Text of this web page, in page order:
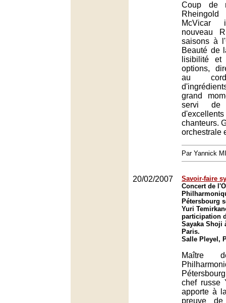
Coup de
McVicar
nouveau
saisons à
Beauté de
lisibilité et
options,
au
grand
servi de
chanteurs.
orchestrale
Par Yannick
20/02/2007
Savoir-faire
Concert de
Pétersbourg
Yuri
participation
Sayaka Shoji
Paris.
Salle Pleyel,
Maître
chef russe
apporte à
preuve